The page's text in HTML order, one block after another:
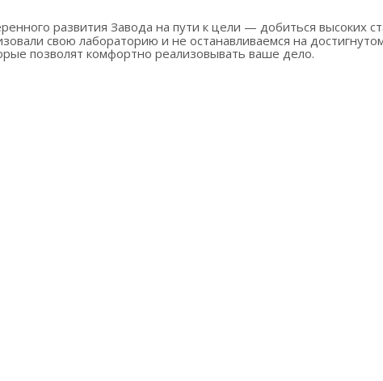
свою лабораторию и не останавливаемся на
позволят комфортно реализовывать ваше дело.